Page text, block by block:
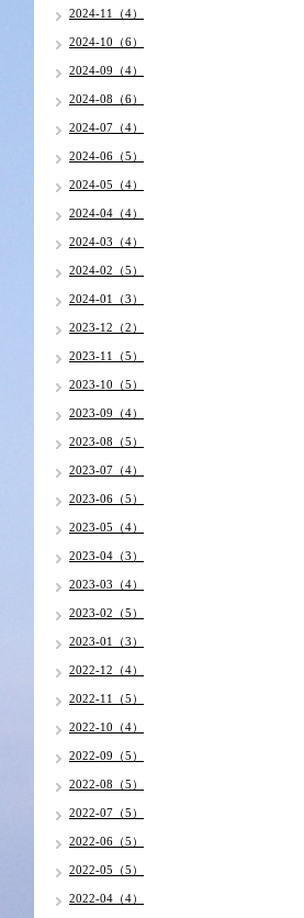
2024-11（4）
2024-10（6）
2024-09（4）
2024-08（6）
2024-07（4）
2024-06（5）
2024-05（4）
2024-04（4）
2024-03（4）
2024-02（5）
2024-01（3）
2023-12（2）
2023-11（5）
2023-10（5）
2023-09（4）
2023-08（5）
2023-07（4）
2023-06（5）
2023-05（4）
2023-04（3）
2023-03（4）
2023-02（5）
2023-01（3）
2022-12（4）
2022-11（5）
2022-10（4）
2022-09（5）
2022-08（5）
2022-07（5）
2022-06（5）
2022-05（5）
2022-04（4）